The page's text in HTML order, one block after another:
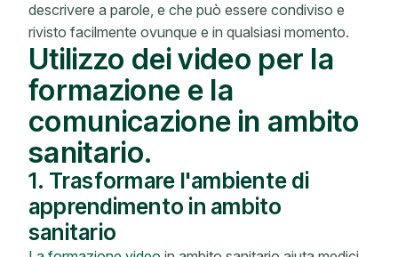
descrivere a parole, e che può essere condiviso e
rivisto facilmente ovunque e in qualsiasi momento.
Utilizzo dei video per la
formazione e la
comunicazione in ambito
sanitario.
1. Trasformare l'ambiente di
apprendimento in ambito
sanitario